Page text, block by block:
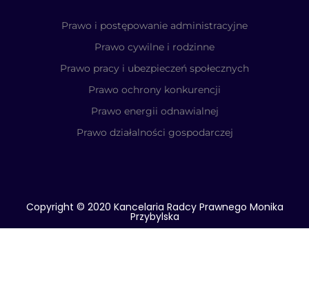
Prawo i postępowanie administracyjne
Prawo cywilne i rodzinne
Prawo pracy i ubezpieczeń społecznych
Prawo ochrony konkurencji
Prawo energii odnawialnej
Prawo działalności gospodarczej
Copyright © 2020 Kancelaria Radcy Prawnego Monika
Przybylska